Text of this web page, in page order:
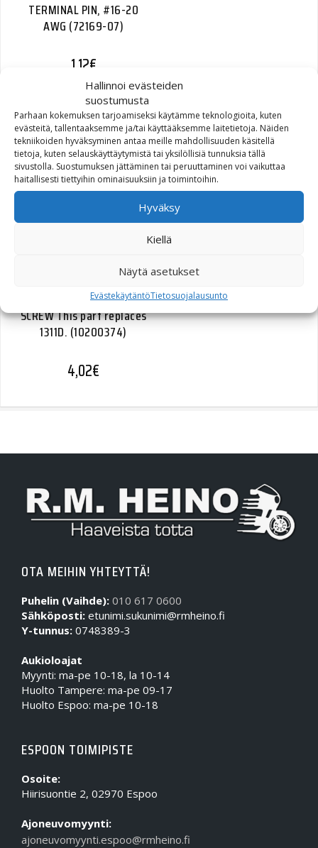
Hallinnoi evästeiden
suostumusta
Parhaan kokemuksen tarjoamiseksi käytämme teknologioita, kuten
evästeitä, tallentaaksemme ja/tai käyttääksemme laitetietoja. Näiden
tekniikoiden hyväksyminen antaa meille mahdollisuuden käsitellä
tietoja, kuten selauskäyttäytymistä tai yksilöllisiä tunnuksia tällä
sivustolla. Suostumuksen jättäminen tai peruuttaminen voi vaikuttaa
haitallisesti tiettyihin ominaisuuksiin ja toimintoihin.
Hyväksy
Kiellä
Näytä asetukset
EvästekäytäntöTietosuojalausunto
TERMINAL PIN, #16-20
AWG (72169-07)
1,12€
DOG RING, POCKETED,
TRANSMISSION | pocketed
(35204-06)
SCREWThis part replaces
1311D. (10200374)
4,02€
OTA MEIHIN YHTEYTTÄ!
Puhelin (Vaihde): 010 617 0600
Sähköposti: etunimi.sukunimi@rmheino.fi
Y-tunnus: 0748389-3
Aukioloajat
Myynti: ma-pe 10-18, la 10-14
Huolto Tampere: ma-pe 09-17
Huolto Espoo: ma-pe 10-18
ESPOON TOIMIPISTE
Osoite:
Hiirisuontie 2, 02970 Espoo
Ajoneuvomyynti:
ajoneuvomyynti.espoo@rmheino.fi